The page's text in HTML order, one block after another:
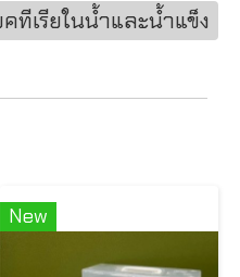
เรียในน้ำและน้ำแข็ง
New